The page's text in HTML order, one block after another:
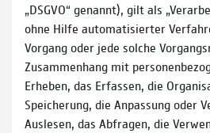
„DSGVO“ genannt), gilt als
ohne Hilfe automatisierter
Vorgang oder jede solche
Zusammenhang mit
Erheben, das Erfassen, die
Speicherung, die Anpassung oder
Auslesen, das Abfragen, die